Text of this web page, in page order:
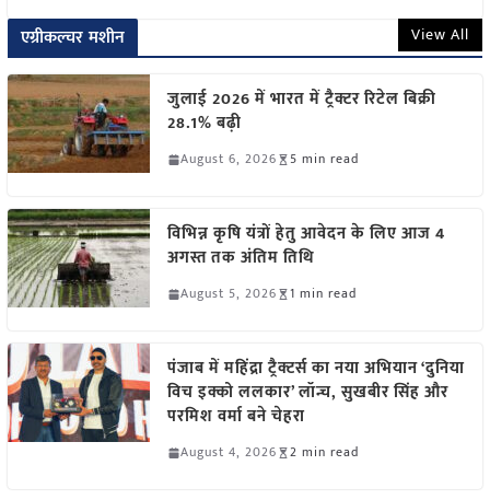
एग्रीकल्चर मशीन View All
जुलाई 2026 में भारत में ट्रैक्टर रिटेल बिक्री
28.1% बढ़ी
August 6, 2026 5 min read
विभिन्न कृषि यंत्रों हेतु आवेदन के लिए आज 4
अगस्त तक अंतिम तिथि
August 5, 2026 1 min read
पंजाब में महिंद्रा ट्रैक्टर्स का नया अभियान ‘दुनिया
विच इक्को ललकार’ लॉन्च, सुखबीर सिंह और
परमिश वर्मा बने चेहरा
August 4, 2026 2 min read